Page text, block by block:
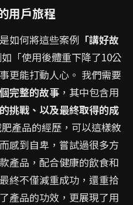
用戶旅程
如何將這些案例 「講好故
「使用後體重下降了10公
更能打動人心。 我們需要
完整的故事 ，其中包含用
挑戰、以及最終取得的成
產品的經歷，可以這樣敘
感到自卑，嘗試過很多方
產品，配合健康的飲食和
終不僅減重成功，還重拾
產品的功效，更展現了用